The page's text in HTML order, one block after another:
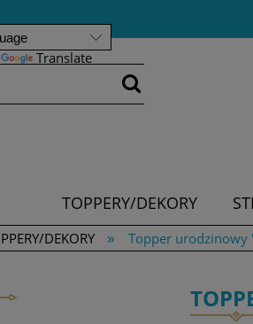
Translate
TOPPERY/DEKORY
DEKORY » Topper urodzinowy